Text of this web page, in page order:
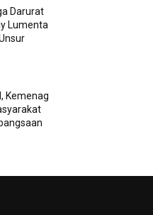
Darurat
Lumenta
Kemenag